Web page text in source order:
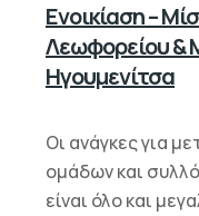
Ενοικίαση –
Λεωφορείου &
Ηγουμενίτσα
Οι ανάγκες για
ομάδων και
είναι όλο και